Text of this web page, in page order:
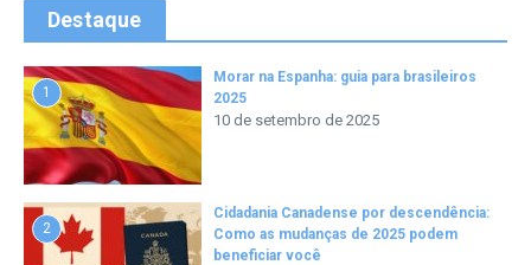
Destaque
1
Morar na Espanha: guia para brasileiros
2025
10 de setembro de 2025
2
Cidadania Canadense por descendência:
Como as mudanças de 2025 podem
beneficiar você